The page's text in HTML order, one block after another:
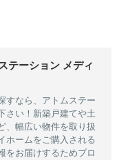
テーション メディ
すなら、アトムステー
さい！新築戸建てや土
、幅広い物件を取り扱
ホームをご購入される
をお届けするためブロ